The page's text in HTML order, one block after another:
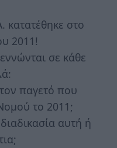
κατατέθηκε στο
2011!
σε κάθε
παγετό που
το 2011;
αυτή ή